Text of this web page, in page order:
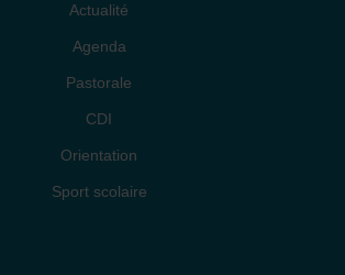
Actualité
Agenda
Pastorale
CDI
Orientation
Sport scolaire